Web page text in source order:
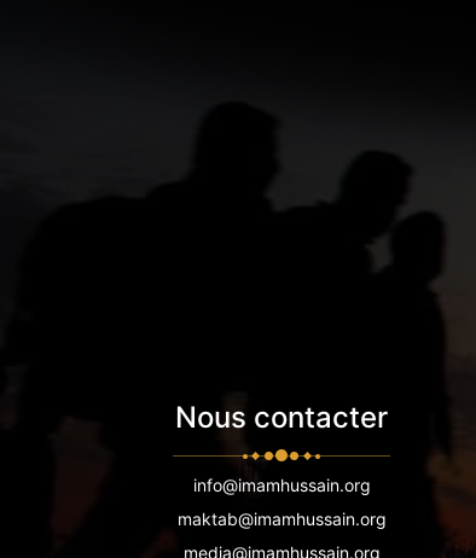
Nous contacter
info@imamhussain.org
maktab@imamhussain.org
media@imamhussain.org